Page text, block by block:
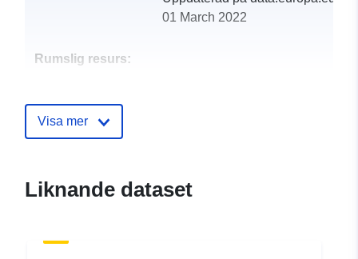
01 March 2022
Rumslig resurs:
0fa7a828f1c4
Visa mer
Liknande dataset